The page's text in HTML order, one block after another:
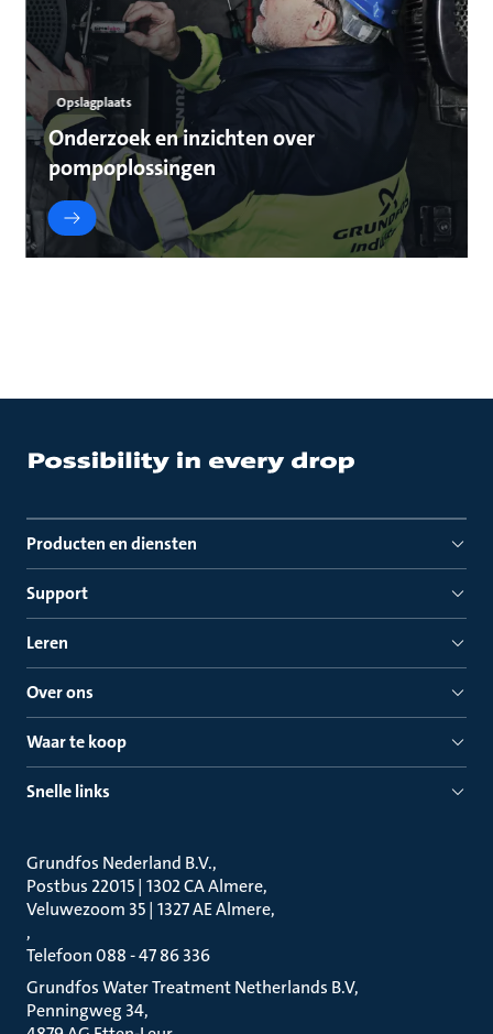
Opslagplaats
Onderzoek en inzichten over
pompoplossingen
Producten en diensten
Support
Leren
Over ons
Waar te koop
Snelle links
Grundfos Nederland B.V.
Postbus 22015 | 1302 CA Almere
Veluwezoom 35 | 1327 AE Almere
Telefoon 088 - 47 86 336
Grundfos Water Treatment Netherlands B.V
Penningweg 34